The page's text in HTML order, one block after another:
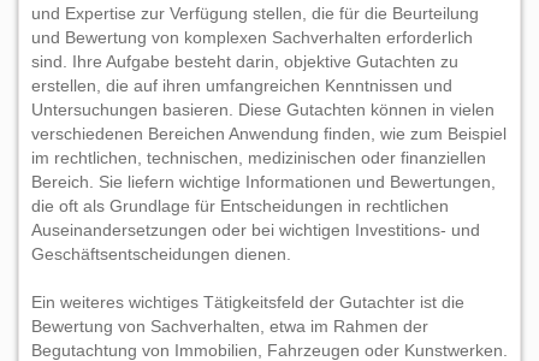
und Expertise zur Verfügung stellen, die für die Beurteilung
und Bewertung von komplexen Sachverhalten erforderlich
sind. Ihre Aufgabe besteht darin, objektive Gutachten zu
erstellen, die auf ihren umfangreichen Kenntnissen und
Untersuchungen basieren. Diese Gutachten können in vielen
verschiedenen Bereichen Anwendung finden, wie zum Beispiel
im rechtlichen, technischen, medizinischen oder finanziellen
Bereich. Sie liefern wichtige Informationen und Bewertungen,
die oft als Grundlage für Entscheidungen in rechtlichen
Auseinandersetzungen oder bei wichtigen Investitions- und
Geschäftsentscheidungen dienen.
Ein weiteres wichtiges Tätigkeitsfeld der Gutachter ist die
Bewertung von Sachverhalten, etwa im Rahmen der
Begutachtung von Immobilien, Fahrzeugen oder Kunstwerken.